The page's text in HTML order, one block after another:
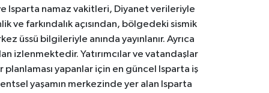
Isparta namaz vakitleri, Diyanet verileriyle
ve farkındalık açısından, bölgedeki sismik
üssü bilgileriyle anında yayınlanır. Ayrıca
izlenmektedir. Yatırımcılar ve vatandaşlar
planlaması yapanlar için en güncel Isparta iş
yaşamın merkezinde yer alan Isparta